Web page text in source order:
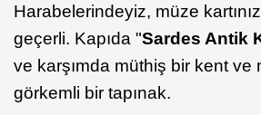
Harabelerindeyiz, müze
geçerli. Kapıda "Sardes Antik
ve karşımda müthiş bir kent ve
görkemli bir tapınak.